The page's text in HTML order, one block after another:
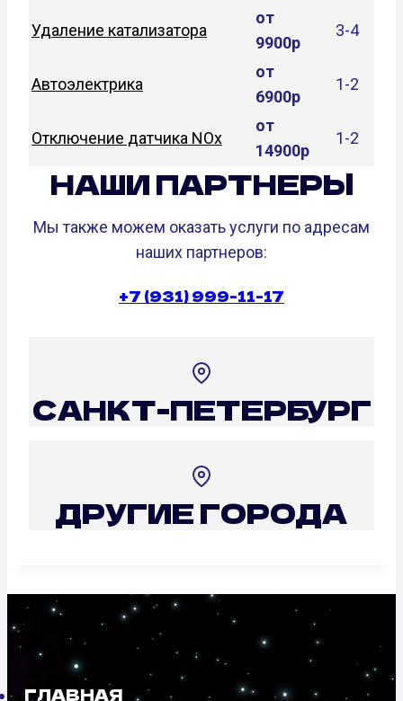
Удаление катализатора
от
9900р
3-4
Автоэлектрика
от
6900р
1-2
Отключение датчика NOx
от
14900р
1-2
НАШИ ПАРТНЕРЫ
Мы также можем оказать услуги по адресам
наших партнеров:
+7 (931) 999-11-17
САНКТ-ПЕТЕРБУРГ
ДРУГИЕ ГОРОДА
ГЛАВНАЯ